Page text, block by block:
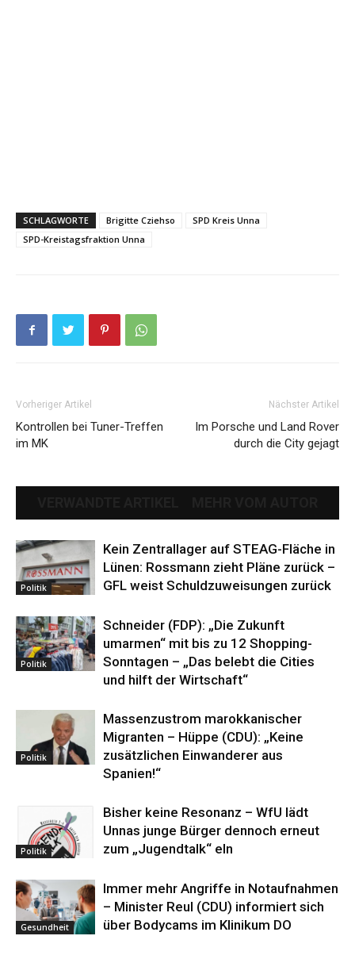
SCHLAGWORTE Brigitte Cziehso
SPD Kreis Unna
SPD-Kreistagsfraktion Unna
Vorheriger Artikel
Kontrollen bei Tuner-Treffen
im MK
Nächster Artikel
Im Porsche und Land Rover
durch die City gejagt
Politik
Kein Zentrallager auf STEAG-Fläche in
Lünen: Rossmann zieht Pläne zurück –
GFL weist Schuldzuweisungen zurück
Politik
Schneider (FDP): „Die Zukunft
umarmen“ mit bis zu 12 Shopping-
Sonntagen – „Das belebt die Cities
und hilft der Wirtschaft“
Politik
Massenzustrom marokkanischer
Migranten – Hüppe (CDU): „Keine
zusätzlichen Einwanderer aus
Spanien!“
Politik
Bisher keine Resonanz – WfU lädt
Unnas junge Bürger dennoch erneut
zum „Jugendtalk“ eln
Gesundheit
Immer mehr Angriffe in Notaufnahmen
– Minister Reul (CDU) informiert sich
über Bodycams im Klinikum DO